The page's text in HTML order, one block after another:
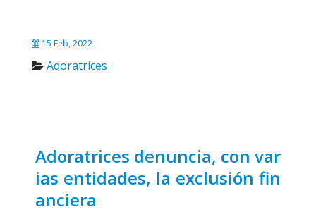
15 Feb, 2022
Adoratrices
Adoratrices denuncia, con var
ias entidades, la exclusión fin
anciera